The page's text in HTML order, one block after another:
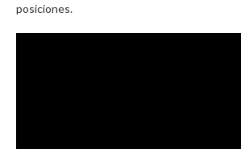
posiciones.